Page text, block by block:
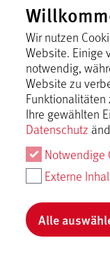
Wir nutzen
Website. Einige
notwendig,
Website zu
Funktionalitäten
Ihre gewählten
Datenschutz
Notwendige
Externe
Alle